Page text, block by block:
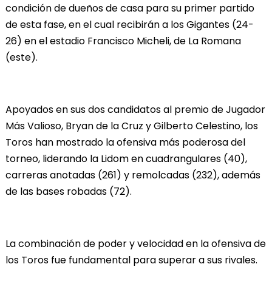
condición de dueños de casa para su primer partido
de esta fase, en el cual recibirán a los Gigantes (24-
26) en el estadio Francisco Micheli, de La Romana
(este).
Apoyados en sus dos candidatos al premio de Jugador
Más Valioso, Bryan de la Cruz y Gilberto Celestino, los
Toros han mostrado la ofensiva más poderosa del
torneo, liderando la Lidom en cuadrangulares (40),
carreras anotadas (261) y remolcadas (232), además
de las bases robadas (72).
La combinación de poder y velocidad en la ofensiva de
los Toros fue fundamental para superar a sus rivales.